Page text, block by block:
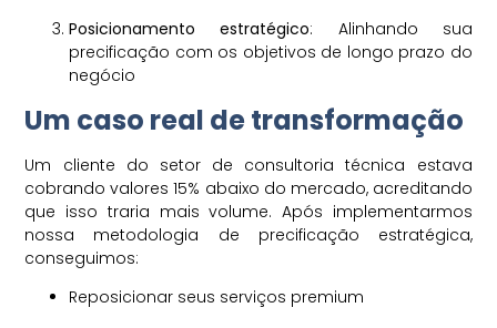
Posicionamento estratégico: Alinhando sua
precificação com os objetivos de longo prazo do
negócio
Um caso real de transformação
Um cliente do setor de consultoria técnica estava
cobrando valores 15% abaixo do mercado, acreditando
que isso traria mais volume. Após implementarmos
nossa metodologia de precificação estratégica,
conseguimos:
Reposicionar seus serviços premium